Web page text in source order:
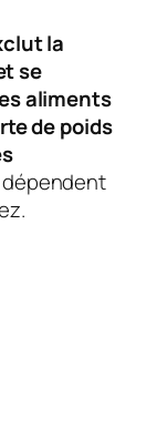
la
se
aliments
de poids
dépendent